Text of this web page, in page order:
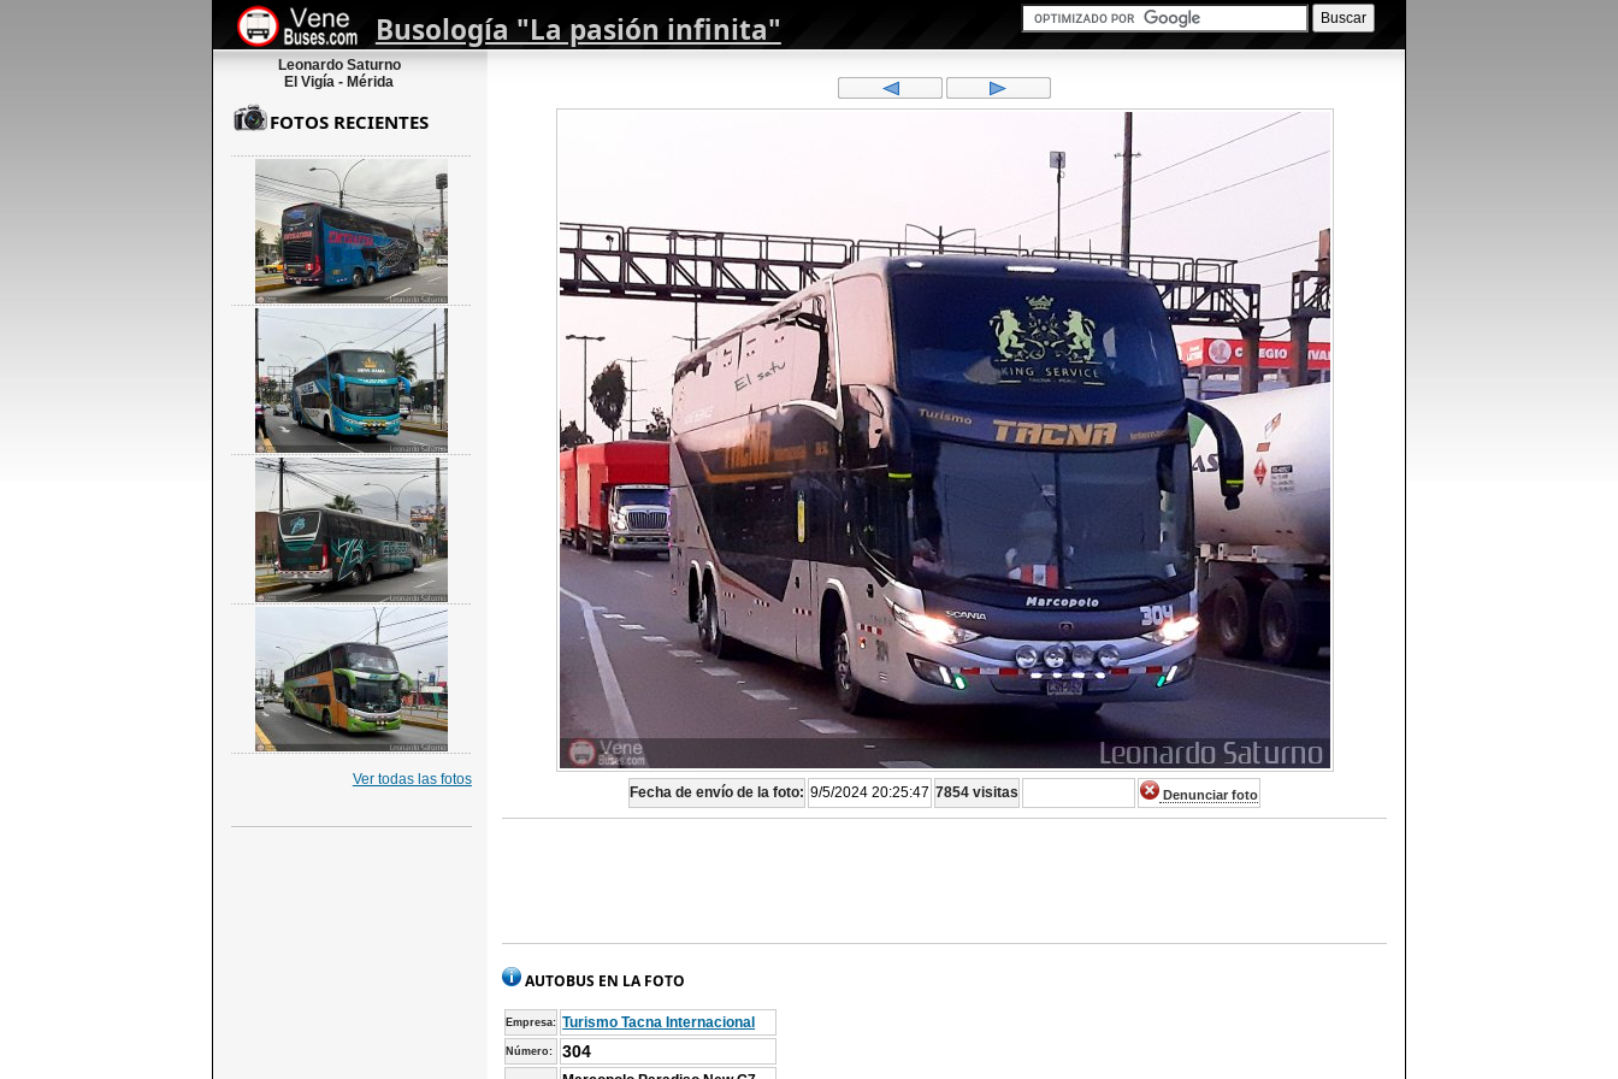
Busología "La pasión infinita"
Leonardo Saturno
El Vigía - Mérida
Fecha de envío de la foto: 9/5/2024 20:25:47 7854 visitas Denunciar foto
AUTOBUS EN LA FOTO
Empresa: Turismo Tacna Internacional
Número: 304
FOTOS RECIENTES
Ver todas las fotos